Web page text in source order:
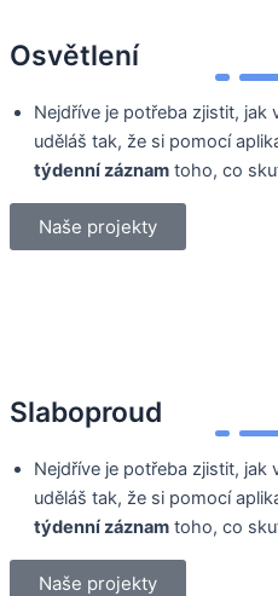
na
obsah
Osvětlení
Nejdříve je potřeba zjistit, jak
uděláš tak, že si pomocí
týdenní záznam toho, co
Naše projekty
Slaboproud
Nejdříve je potřeba zjistit, jak
uděláš tak, že si pomocí
týdenní záznam toho, co
Naše projekty